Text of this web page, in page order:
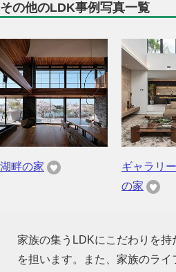
その他のLDK事例写真一覧
湖畔の家
ギャラリ
の家
家族の集うLDKにこだわりを
を担います。また、家族のラ